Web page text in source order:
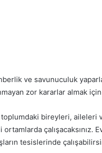
ve savunuculuk
zor kararlar almak
bireyleri, aileleri
çalışacaksınız.
tesislerinde